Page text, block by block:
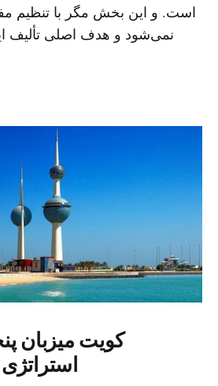
است. و این بخش مگر با تنظیم
نمی‌شود و هدف اصلی تألیف
کویت میزبان